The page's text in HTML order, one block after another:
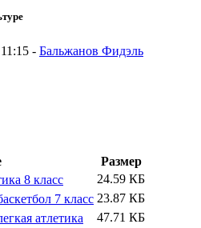
- Бальжанов Фидэль
Размер
8 класс
24.59 КБ
7 класс 23.87 КБ
атлетика
47.71 КБ